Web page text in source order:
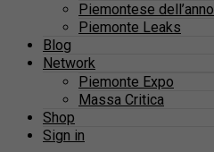
Piemontese dell’anno
Piemonte Leaks
Blog
Network
Piemonte Expo
Massa Critica
Shop
Sign in